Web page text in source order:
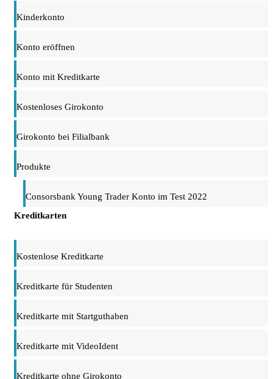
Kinderkonto
Konto eröffnen
Konto mit Kreditkarte
Kostenloses Girokonto
Girokonto bei Filialbank
Produkte
Consorsbank Young Trader Konto im Test 2022
Kreditkarten
Kostenlose Kreditkarte
Kreditkarte für Studenten
Kreditkarte mit Startguthaben
Kreditkarte mit VideoIdent
Kreditkarte ohne Girokonto